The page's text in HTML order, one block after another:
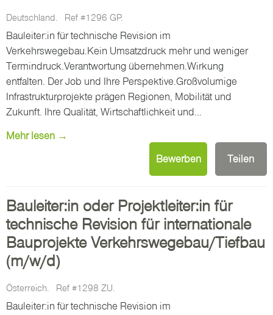
Deutschland. Ref #1296 GP.
Bauleiter:in für technische Revision im
Verkehrswegebau.Kein Umsatzdruck mehr und weniger
Termindruck.Verantwortung übernehmen.Wirkung
entfalten. Der Job und Ihre Perspektive.Großvolumige
Infrastrukturprojekte prägen Regionen, Mobilität und
Zukunft. Ihre Qualität, Wirtschaftlichkeit und...
Mehr lesen →
Bewerben Teilen
Bauleiter:in oder Projektleiter:in für
technische Revision für internationale
Bauprojekte Verkehrswegebau/Tiefbau
(m/w/d)
Österreich. Ref #1298 ZU.
Bauleiter:in für technische Revision im